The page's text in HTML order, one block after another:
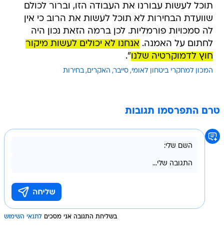
תוכל לעשות עבורנו את העבודה הזו, וברור לכולם
שוועדת הבחירות לא תוכל לעשות את הרוב כי אין
לה סמכויות פורמליות. לכן ברמה הזאת נכון היה
לחתום על האמנה. אנחנו לא יכולים לעשות מיקור
חוץ לדמוקרטיה שלנו".
המכון למחקרי ביטחון לאומי סייבר האקרים בחירות
טרם התפרסמו תגובות
בשליחת התגובה אני מסכים לתנאי השימוש